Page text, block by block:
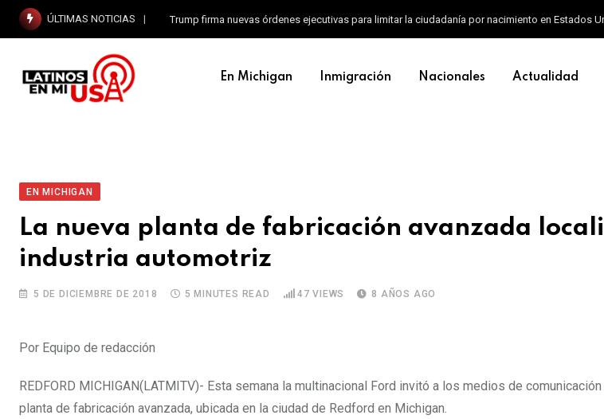
ÚLTIMAS NOTICIAS Trump firma nuevas órdenes ejecutivas para limitar la ciudadanía por nacimiento en Estados
En Michigan Inmigración Nacionales Actualidad
EN MICHIGAN
La nueva planta de fabricación avanzada
industria automotriz
5 DE DICIEMBRE DE 2018 5 MINUTES READ 47 VIEWS 8 AÑOS AGO
Por Equipo de redacción
REDFORD MICHIGAN(LATMITV)- Esta semana la multinacional Ford invitó a los medios de
planta de fabricación avanzada, ubicada en la ciudad de Redford en Michigan.